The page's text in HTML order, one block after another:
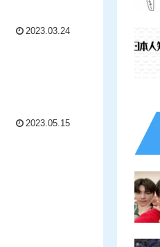
2023.03.24
2023.05.15